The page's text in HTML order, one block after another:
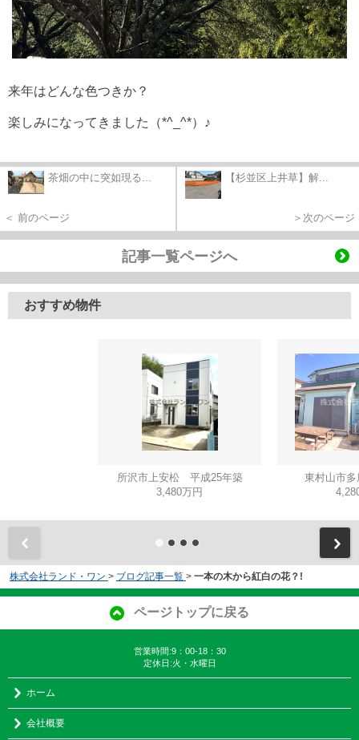
来年はどんな色つきか？
楽しみになってきました（*^_^*）♪
茶畑の中に突如現る...
＜ 前のページ
【杉並区上井草】解...
＞次のページ
記事一覧ページへ
おすすめ物件
所沢市上安松 平成25年築
3,480万円
東村山市
株式会社ランド・ワン > ブログ記事一覧 > 一本の木から紅白の花？!
ページトップに戻る
営業時間:9：00-18：30
定休日:火・水曜日
ホーム
会社概要